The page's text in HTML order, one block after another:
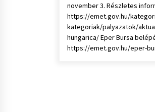
november 3. Részletes
https://emet.gov.hu/
kategoriak/palyazatok/
hungarica/ Eper Bursa
https://emet.gov.hu/eper-